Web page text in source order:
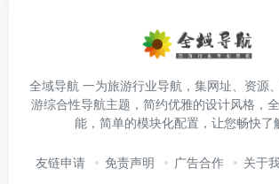
全域导航 一为旅游行业导航，集网址、资源
游综合性导航主题，简约优雅的设计风格，
能，简单的模块化配置，让您畅快了
友链申请 免责声明 广告合作 关于